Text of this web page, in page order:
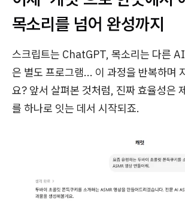
목소리를 넘어 완성까지
스크립트는 ChatGPT, 목소리는 다른
은 별도 프로그램... 이 과정을 반복하며
요? 앞서 살펴본 것처럼, 진짜 효율성은
를 하나로 잇는 데서 시작되죠.